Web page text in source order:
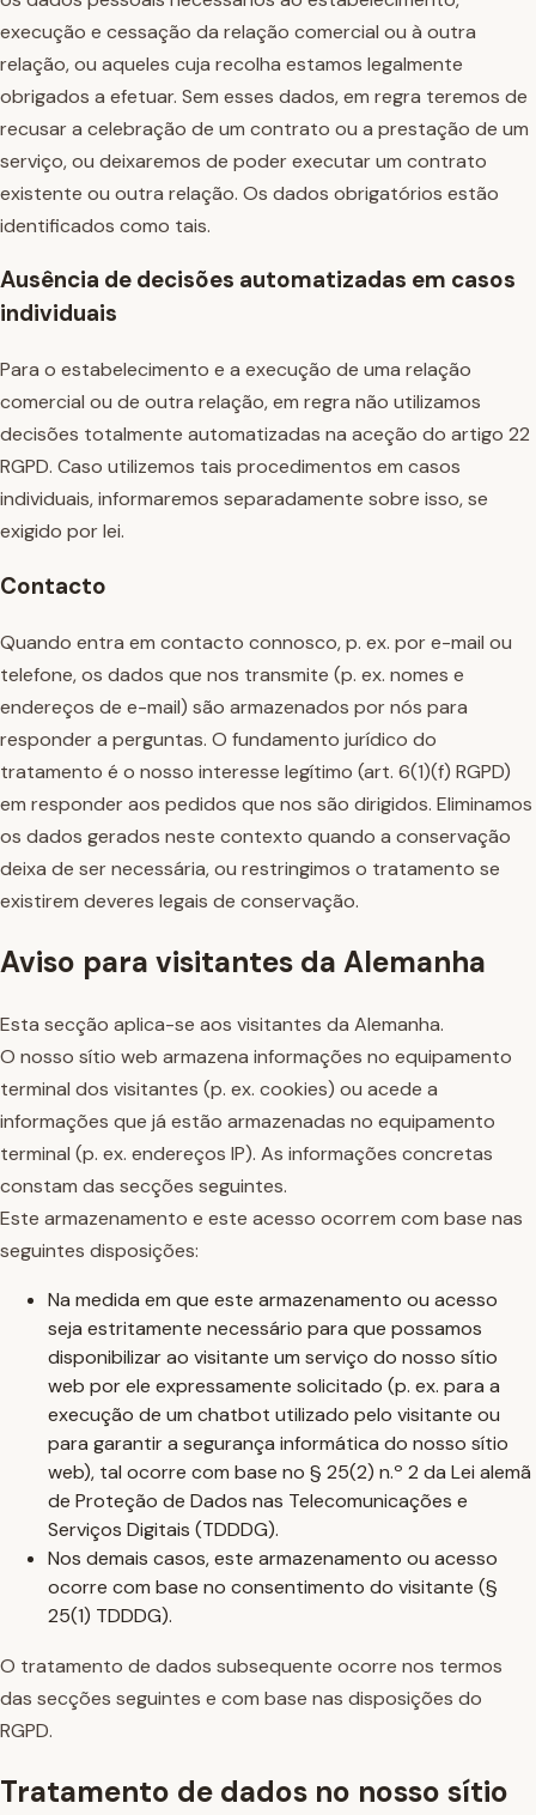
execução e cessação da relação comercial ou à outra
relação, ou aqueles cuja recolha estamos legalmente
obrigados a efetuar. Sem esses dados, em regra teremos de
recusar a celebração de um contrato ou a prestação de um
serviço, ou deixaremos de poder executar um contrato
existente ou outra relação. Os dados obrigatórios estão
identificados como tais.
Ausência de decisões automatizadas em casos
individuais
Para o estabelecimento e a execução de uma relação
comercial ou de outra relação, em regra não utilizamos
decisões totalmente automatizadas na aceção do artigo 22
RGPD. Caso utilizemos tais procedimentos em casos
individuais, informaremos separadamente sobre isso, se
exigido por lei.
Contacto
Quando entra em contacto connosco, p. ex. por e-mail ou
telefone, os dados que nos transmite (p. ex. nomes e
endereços de e-mail) são armazenados por nós para
responder a perguntas. O fundamento jurídico do
tratamento é o nosso interesse legítimo (art. 6(1)(f) RGPD)
em responder aos pedidos que nos são dirigidos. Eliminamos
os dados gerados neste contexto quando a conservação
deixa de ser necessária, ou restringimos o tratamento se
existirem deveres legais de conservação.
Aviso para visitantes da Alemanha
Esta secção aplica-se aos visitantes da Alemanha.
O nosso sítio web armazena informações no equipamento
terminal dos visitantes (p. ex. cookies) ou acede a
informações que já estão armazenadas no equipamento
terminal (p. ex. endereços IP). As informações concretas
constam das secções seguintes.
Este armazenamento e este acesso ocorrem com base nas
seguintes disposições:
Na medida em que este armazenamento ou acesso
seja estritamente necessário para que possamos
disponibilizar ao visitante um serviço do nosso sítio
web por ele expressamente solicitado (p. ex. para a
execução de um chatbot utilizado pelo visitante ou
para garantir a segurança informática do nosso sítio
web), tal ocorre com base no § 25(2) n.º 2 da Lei alemã
de Proteção de Dados nas Telecomunicações e
Serviços Digitais (TDDDG).
Nos demais casos, este armazenamento ou acesso
ocorre com base no consentimento do visitante (§
25(1) TDDDG).
O tratamento de dados subsequente ocorre nos termos
das secções seguintes e com base nas disposições do
RGPD.
Tratamento de dados no nosso sítio